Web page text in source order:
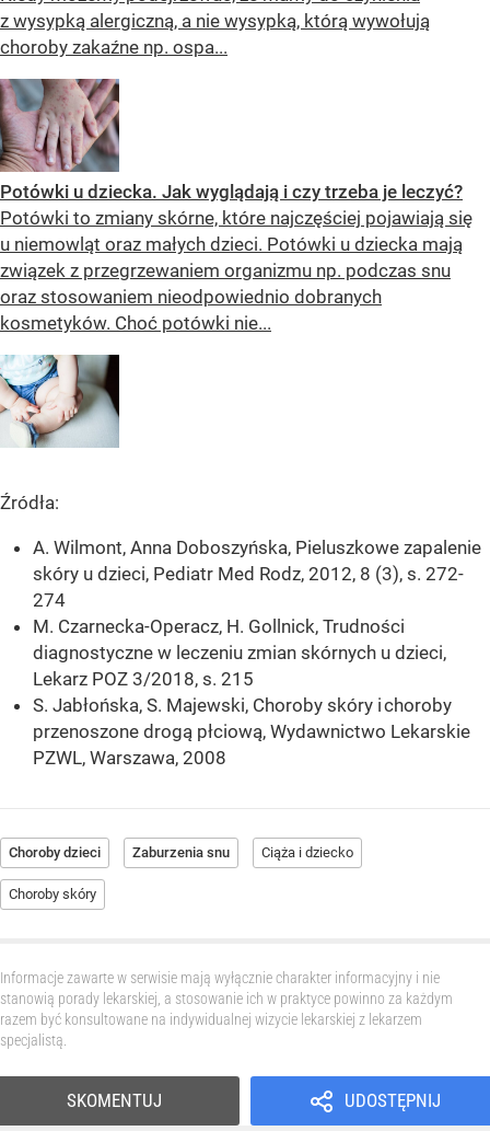
z wysypką alergiczną, a nie wysypką, którą wywołują
choroby zakaźne np. ospa...
Potówki u dziecka. Jak wyglądają i czy trzeba je leczyć?
Potówki to zmiany skórne, które najczęściej pojawiają się
u niemowląt oraz małych dzieci. Potówki u dziecka mają
związek z przegrzewaniem organizmu np. podczas snu
oraz stosowaniem nieodpowiednio dobranych
kosmetyków. Choć potówki nie...
Źródła:
A. Wilmont, Anna Doboszyńska, Pieluszkowe zapalenie
skóry u dzieci, Pediatr Med Rodz, 2012, 8 (3), s. 272-
274
M. Czarnecka-Operacz, H. Gollnick, Trudności
diagnostyczne w leczeniu zmian skórnych u dzieci,
Lekarz POZ 3/2018, s. 215
S. Jabłońska, S. Majewski, Choroby skóry i choroby
przenoszone drogą płciową, Wydawnictwo Lekarskie
PZWL, Warszawa, 2008
Choroby dzieci Zaburzenia snu Ciąża i dziecko
Choroby skóry
Informacje zawarte w serwisie mają wyłącznie charakter informacyjny i nie
stanowią porady lekarskiej, a stosowanie ich w praktyce powinno za każdym
razem być konsultowane na indywidualnej wizycie lekarskiej z lekarzem
specjalistą.
UDOSTĘPNIJ
SKOMENTUJ